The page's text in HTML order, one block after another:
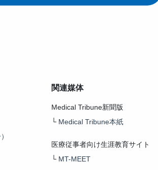
関連媒体
Medical Tribune新聞版
└ Medical Tribune本紙
医療従事者向け生涯教育サイト
└ MT-MEET